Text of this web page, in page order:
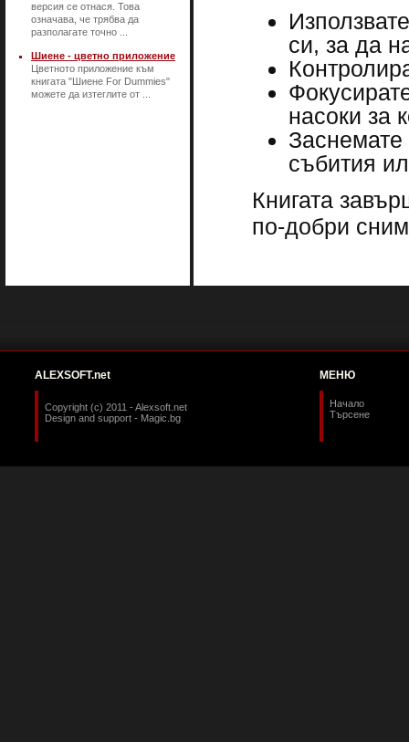
версия се отнася. Това
означава, че трябва да
разполагате точно ...
Шиене - цветно приложение
Цветното приложение към
книгата "Шиене For Dummies"
можете да изтеглите от ...
си, за да
насоки за
събития
Книгата
по-добри
ALEXSOFT.net
Copyright (c) 2011 - Alexsoft.net
Design and support - Magic.bg
МЕНЮ
Начало
Търсене